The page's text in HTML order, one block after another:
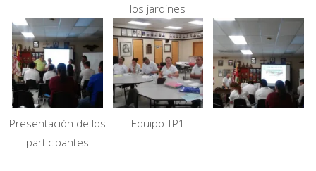
los jardines
Presentación de los
participantes
Equipo TP1